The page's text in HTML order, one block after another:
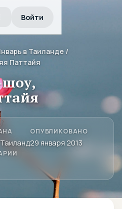
Войти
в Таиланде /
Паттайя
шоу,
ОПУБЛИКОВАНО
29 января 2013